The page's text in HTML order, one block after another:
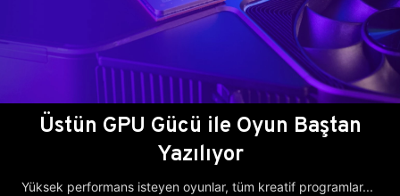
Üstün GPU Gücü ile Oyun Baştan
Yazılıyor
Yüksek performans isteyen oyunlar, tüm kreatif programlar...